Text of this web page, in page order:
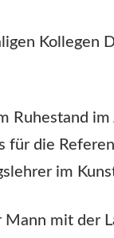
Kollegen
Ruhestand
für die
im
mit der